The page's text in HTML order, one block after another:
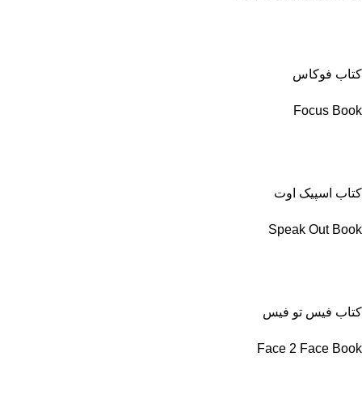
کتاب فوکاس
Focus Book
کتاب اسپیک اوت
Speak Out Book
کتاب فیس تو فیس
Face 2 Face Book